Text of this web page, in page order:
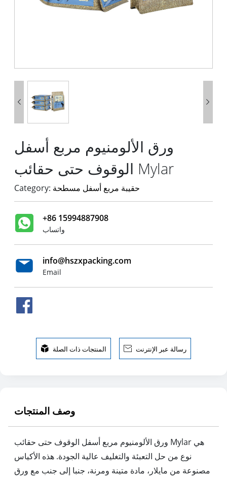
 
ورق الألومنيوم مربع أسفل
الوقوف حتى حقائب Mylar
Category: حقيبة مربع أسفل مسطحة
+86 15994887908
واتساب
info@hszxpacking.com
Email
 المنتجات ذات الصلة  رسالة عبر الإنترنت
وصف المنتجات
ورق الألومنيوم مربع أسفل الوقوف حتى حقائب Mylar هي
نوع من حل التعبئة والتغليف عالية الجودة. هذه الأكياس
مصنوعة من مايلار، مادة متينة ومرنة، جنبا إلى جنب مع ورق